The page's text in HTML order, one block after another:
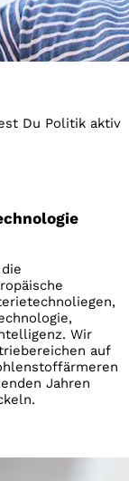
Du Politik aktiv
Wir
auf
Jahren